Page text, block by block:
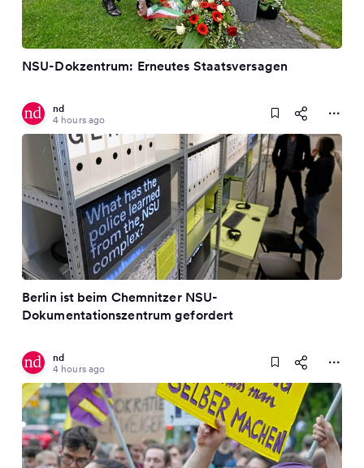
NSU-Dokzentrum: Erneutes Staatsversagen
nd
4 hours ago
Berlin ist beim Chemnitzer NSU-
Dokumentationszentrum gefordert
nd
4 hours ago